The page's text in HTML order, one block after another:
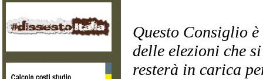
Questo Consiglio
delle elezioni che
resterà in carica